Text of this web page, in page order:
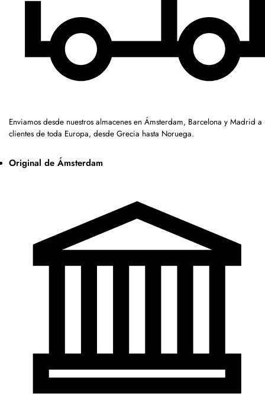
Enviamos desde nuestros almacenes en Ámsterdam, Barcelona y Madrid a
clientes de toda Europa, desde Grecia hasta Noruega.
Original de Ámsterdam